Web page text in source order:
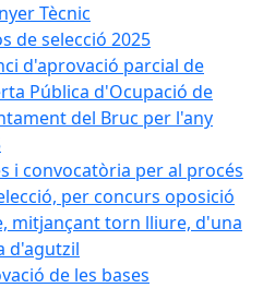
Tècnic
de selecció 2025
d'aprovació parcial de
Pública d'Ocupació de
del Bruc per l'any
i convocatòria per al procés
per concurs oposició
mitjançant torn lliure, d'una
d'agutzil
de les bases